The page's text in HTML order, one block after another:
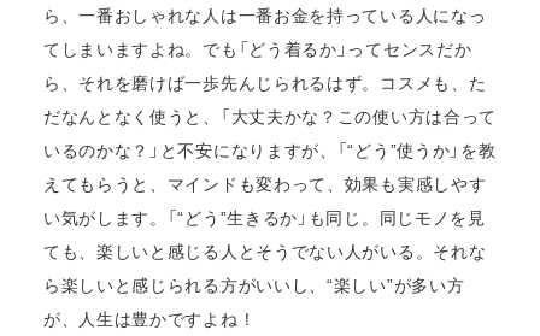
ら、一番おしゃれな人は一番お金を持っている人になっ
てしまいますよね。でも「どう着るか」ってセンスだか
ら、それを磨けば一歩先んじられるはず。コスメも、た
だなんとなく使うと、「大丈夫かな？この使い方は合って
いるのかな？」と不安になりますが、「“どう”使うか」を教
えてもらうと、マインドも変わって、効果も実感しやす
い気がします。「“どう”生きるか」も同じ。同じモノを見
ても、楽しいと感じる人とそうでない人がいる。それな
ら楽しいと感じられる方がいいし、“楽しい”が多い方
が、人生は豊かですよね！